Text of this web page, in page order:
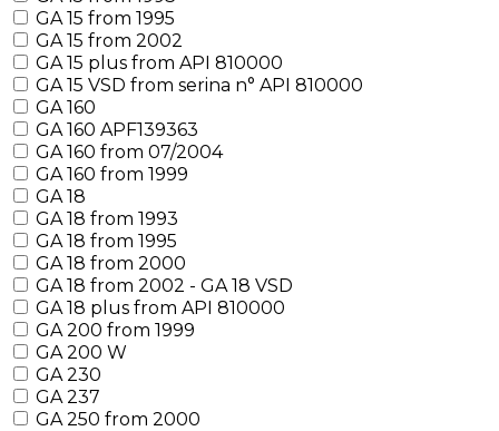
GA 15 from 1995
GA 15 from 2002
GA 15 plus from API 810000
GA 15 VSD from serina n° API 810000
GA 160
GA 160 APF139363
GA 160 from 07/2004
GA 160 from 1999
GA 18
GA 18 from 1993
GA 18 from 1995
GA 18 from 2000
GA 18 from 2002 - GA 18 VSD
GA 18 plus from API 810000
GA 200 from 1999
GA 200 W
GA 230
GA 237
GA 250 from 2000